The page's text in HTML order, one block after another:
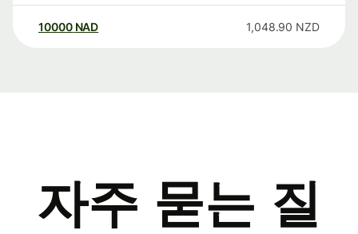
10000 NAD 1,048.90 NZD
자주 묻는 질